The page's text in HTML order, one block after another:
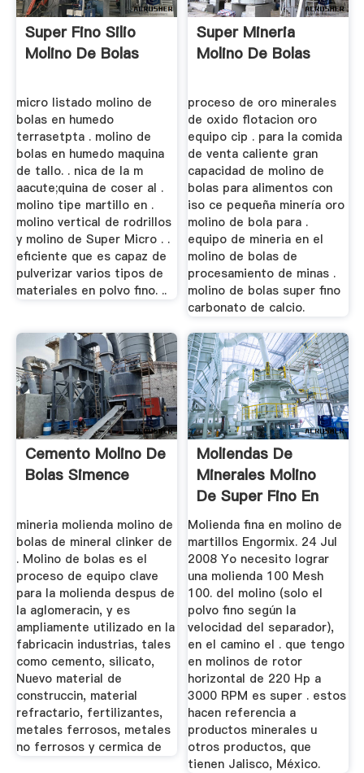
Super Fino Silio
Molino De Bolas
micro listado molino de
bolas en humedo
terrasetpta . molino de
bolas en humedo maquina
de tallo. . nica de la m
aacute;quina de coser al .
molino tipe martillo en .
molino vertical de rodrillos
y molino de Super Micro . .
eficiente que es capaz de
pulverizar varios tipos de
materiales en polvo fino. ..
Super Mineria
Molino De Bolas
proceso de oro minerales
de oxido flotacion oro
equipo cip . para la comida
de venta caliente gran
capacidad de molino de
bolas para alimentos con
iso ce pequeña minería oro
molino de bola para .
equipo de mineria en el
molino de bolas de
procesamiento de minas .
molino de bolas super fino
carbonato de calcio.
Cemento Molino De
Bolas Simence
mineria molienda molino de
bolas de mineral clinker de
. Molino de bolas es el
proceso de equipo clave
para la molienda despus de
la aglomeracin, y es
ampliamente utilizado en la
fabricacin industrias, tales
como cemento, silicato,
Nuevo material de
construccin, material
refractario, fertilizantes,
metales ferrosos, metales
no ferrosos y cermica de
Moliendas De
Minerales Molino
De Super Fino En
Mexico
Molienda fina en molino de
martillos Engormix. 24 Jul
2008 Yo necesito lograr
una molienda 100 Mesh
100. del molino (solo el
polvo fino según la
velocidad del separador),
en el camino el . que tengo
en molinos de rotor
horizontal de 220 Hp a
3000 RPM es super . estos
hacen referencia a
productos minerales u
otros productos, que
tienen Jalisco, México.